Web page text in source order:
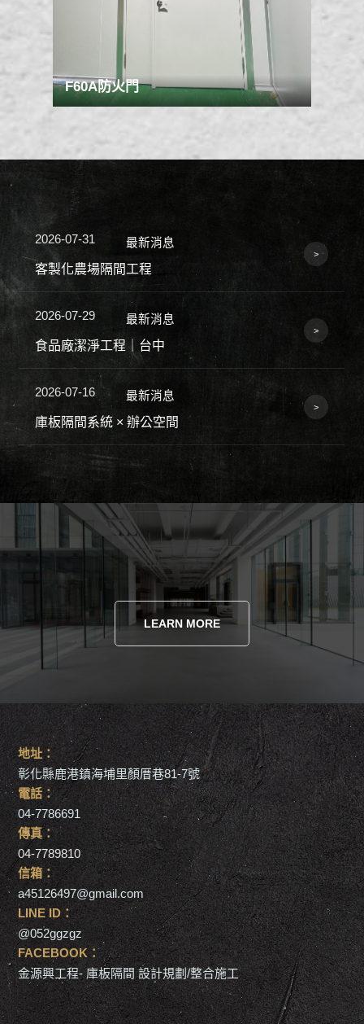
F60A防火門
最新消息
2026-08-06 最新消息
精密工業庫板隔間-雲林
2026-07-31
客製化農場隔間工程
2026-07-29 最新消息
食品廠潔淨工程｜台中
2026-07-16 最新消息
庫板隔間系統 × 辦公空間
2026-06-08 最新消息
2026-05-26
庫板隔間工程｜名間
2026-05-18 最新消息
庫板隔間工程｜高雄
2026-05-08 最新消息
廠房空間整理｜庫板隔間工程
廠房庫板隔間｜臺中
2026-04-23 最新消息
淺柚木色庫板 × 黑框視窗｜庫板隔間-彰化
2026-04-16 最新消息
美妝代工廠庫板隔間-彰化
2026-04-09 最新消息
生物醫學庫板隔間-汐止
2026-03-19 最新消息
LEARN MORE
地址：
彰化縣鹿港鎮海埔里顏厝巷81-7號
電話：
04-7786691
傳真：
04-7789810
信箱：
a45126497@gmail.com
LINE ID：
@052ggzgz
FACEBOOK：
金源興工程- 庫板隔間 設計規劃/整合施工